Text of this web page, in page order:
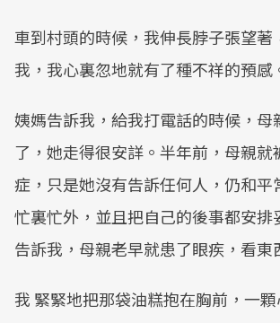
車到村頭的時候，我伸長脖子張望著
我，我心裏忽地就有了種不祥的預感
姨媽告訴我，給我打電話的時候，母
了，她走得很安詳。半年前，母親就
症，只是她沒有告訴任何人，仍和平
忙裏忙外，並且把自己的後事都安排
告訴我，母親老早就患了眼疾，看東
我 緊緊地把那袋油糕抱在胸前，一